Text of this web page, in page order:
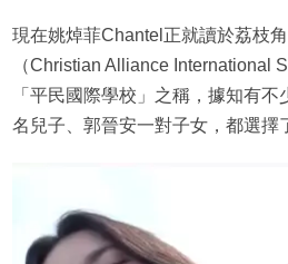
現在姚焯菲Chantel正就讀於荔枝
（Christian Alliance International
「平民國際學校」之稱，據知有
名兒子、郭晉安一對子女，都選擇